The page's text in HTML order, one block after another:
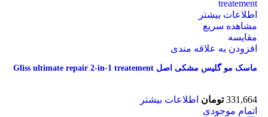
اطلاعات بیشتر
مشاهده سریع
مقایسه
افزودن به علاقه مندی
ماسک مو گلیس مشکی اصل Gliss ultimate repair 2-in-1 treatement
331,664 تومان اطلاعات بیشتر
اتمام موجودی